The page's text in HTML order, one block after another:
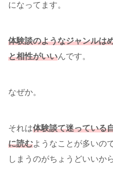
になってます。
体験談のようなジャンルは
と相性がいいんです。
なぜか。
それは体験談て迷っている
に読むようなことが多いの
しまうのがちょうどいいか